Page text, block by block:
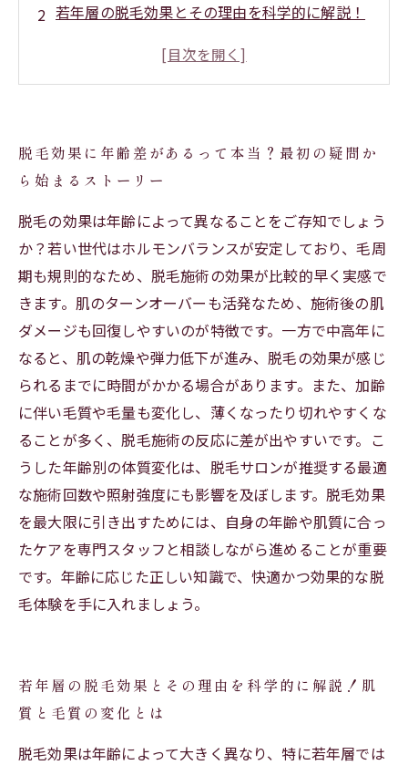
若年層の脱毛効果とその理由を科学的に解説！
中高年に訪れる脱毛効果の違いとその背景を詳
点：知っておくべきポイント
年齢ごとの脱毛体験まとめ：始める前に知って
おきたい全てのこと
年齢別脱毛効果の違いを知って、あなたに最適
な脱毛プランを選ぼう
脱毛がもっと快適に！年齢による効果の違いを
理解して理想の美肌を手に入れる方法
脱毛効果に年齢差があるって本当？最初の疑問か
ら始まるストーリー
脱毛の効果は年齢によって異なることをご存知でしょう
か？若い世代はホルモンバランスが安定しており、毛周
期も規則的なため、脱毛施術の効果が比較的早く実感で
きます。肌のターンオーバーも活発なため、施術後の肌
ダメージも回復しやすいのが特徴です。一方で中高年に
なると、肌の乾燥や弾力低下が進み、脱毛の効果が感じ
られるまでに時間がかかる場合があります。また、加齢
に伴い毛質や毛量も変化し、薄くなったり切れやすくな
ることが多く、脱毛施術の反応に差が出やすいです。こ
うした年齢別の体質変化は、脱毛サロンが推奨する最適
な施術回数や照射強度にも影響を及ぼします。脱毛効果
を最大限に引き出すためには、自身の年齢や肌質に合っ
たケアを専門スタッフと相談しながら進めることが重要
です。年齢に応じた正しい知識で、快適かつ効果的な脱
毛体験を手に入れましょう。
若年層の脱毛効果とその理由を科学的に解説！肌
質と毛質の変化とは
脱毛効果は年齢によって大きく異なり、特に若年層では